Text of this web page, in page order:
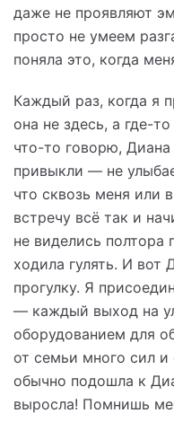
даже не проявляют
просто не умеем
поняла это, когда
Каждый раз, когда я
она не здесь, а где-
что-то говорю,
привыкли — не
что сквозь меня или
встречу всё так и
не виделись полтора
ходила гулять. И
прогулку. Я
— каждый выход на
оборудованием для
от семьи много сил
обычно подошла к
выросла! Помнишь